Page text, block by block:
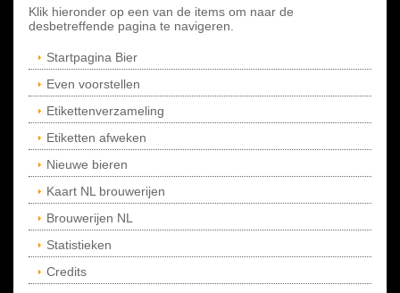
Klik hieronder op een van de items om naar de
desbetreffende pagina te navigeren.
Startpagina Bier
Even voorstellen
Etikettenverzameling
Etiketten afweken
Nieuwe bieren
Kaart NL brouwerijen
Brouwerijen NL
Statistieken
Credits